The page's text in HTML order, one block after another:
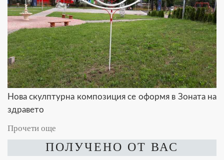
Нова скулптурна композиция се оформя в Зоната на
здравето
Прочети още
ПОЛУЧЕНО ОТ ВАС